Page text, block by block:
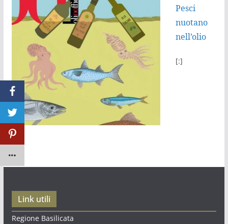
Pesci
nuotano
nell’olio
[:]
Link utili
Regione Basilicata